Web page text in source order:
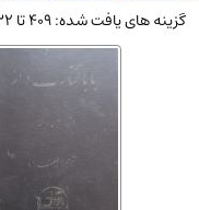
روانشناسی(112)
طب گیاهی و سنتی(45)
فلسفه و جامعه شناسی(151)
ادبیات و شعر
ادیان و مذاهب(142)
دانشگاهی و آموزشی
گزینه های یافت شده: 409 تا 432 از 4685 گزینه